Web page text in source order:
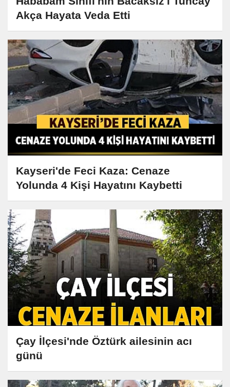
Akça Hayata Veda Etti
Kayseri'de Feci Kaza: Cenaze
Yolunda 4 Kişi Hayatını Kaybetti
Çay İlçesi'nde Öztürk ailesinin acı
günü